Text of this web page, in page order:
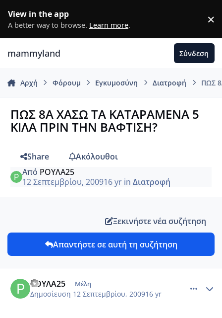
View in the app
A better way to browse. Learn more. ×
mammyland Σύνδεση
Αρχή Φόρουμ Εγκυμοσύνη Διατροφή ΠΩΣ
ΠΩΣ 8Α ΧΑΣΩ ΤΑ ΚΑΤΑΡΑΜΕΝΑ 5
ΚΙΛΑ ΠΡΙΝ ΤΗΝ ΒΑΦΤΙΣΗ?
Share
Ακόλουθοι
Από ΡΟΥΛΑ25
12 Σεπτεμβρίου, 200916 yrin Διατροφή
Ξεκινήστε νέα συζήτηση
Απαντήστε σε αυτή τη συζήτηση
ΡΟΥΛΑ25 Μέλη
Δημοσίευση 12 Σεπτεμβρίου, 200916 yr